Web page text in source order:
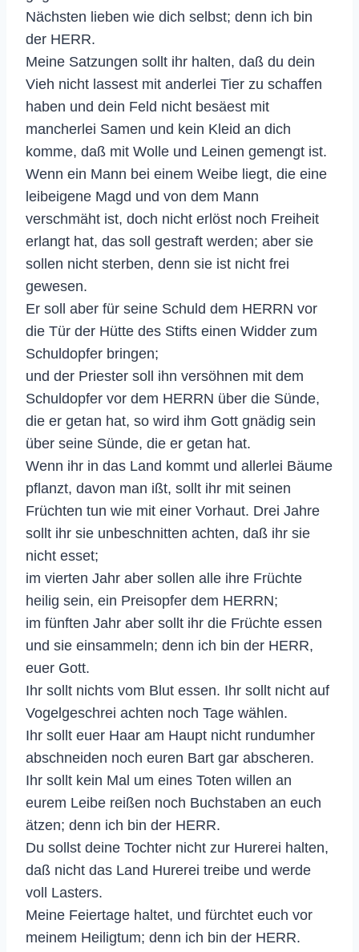
Nächsten lieben wie dich selbst; denn ich bin
der HERR.
Meine Satzungen sollt ihr halten, daß du dein
Vieh nicht lassest mit anderlei Tier zu schaffen
haben und dein Feld nicht besäest mit
mancherlei Samen und kein Kleid an dich
komme, daß mit Wolle und Leinen gemengt ist.
Wenn ein Mann bei einem Weibe liegt, die eine
leibeigene Magd und von dem Mann
verschmäht ist, doch nicht erlöst noch Freiheit
erlangt hat, das soll gestraft werden; aber sie
sollen nicht sterben, denn sie ist nicht frei
gewesen.
Er soll aber für seine Schuld dem HERRN vor
die Tür der Hütte des Stifts einen Widder zum
Schuldopfer bringen;
und der Priester soll ihn versöhnen mit dem
Schuldopfer vor dem HERRN über die Sünde,
die er getan hat, so wird ihm Gott gnädig sein
über seine Sünde, die er getan hat.
Wenn ihr in das Land kommt und allerlei Bäume
pflanzt, davon man ißt, sollt ihr mit seinen
Früchten tun wie mit einer Vorhaut. Drei Jahre
sollt ihr sie unbeschnitten achten, daß ihr sie
nicht esset;
im vierten Jahr aber sollen alle ihre Früchte
heilig sein, ein Preisopfer dem HERRN;
im fünften Jahr aber sollt ihr die Früchte essen
und sie einsammeln; denn ich bin der HERR,
euer Gott.
Ihr sollt nichts vom Blut essen. Ihr sollt nicht auf
Vogelgeschrei achten noch Tage wählen.
Ihr sollt euer Haar am Haupt nicht rundumher
abschneiden noch euren Bart gar abscheren.
Ihr sollt kein Mal um eines Toten willen an
eurem Leibe reißen noch Buchstaben an euch
ätzen; denn ich bin der HERR.
Du sollst deine Tochter nicht zur Hurerei halten,
daß nicht das Land Hurerei treibe und werde
voll Lasters.
Meine Feiertage haltet, und fürchtet euch vor
meinem Heiligtum; denn ich bin der HERR.